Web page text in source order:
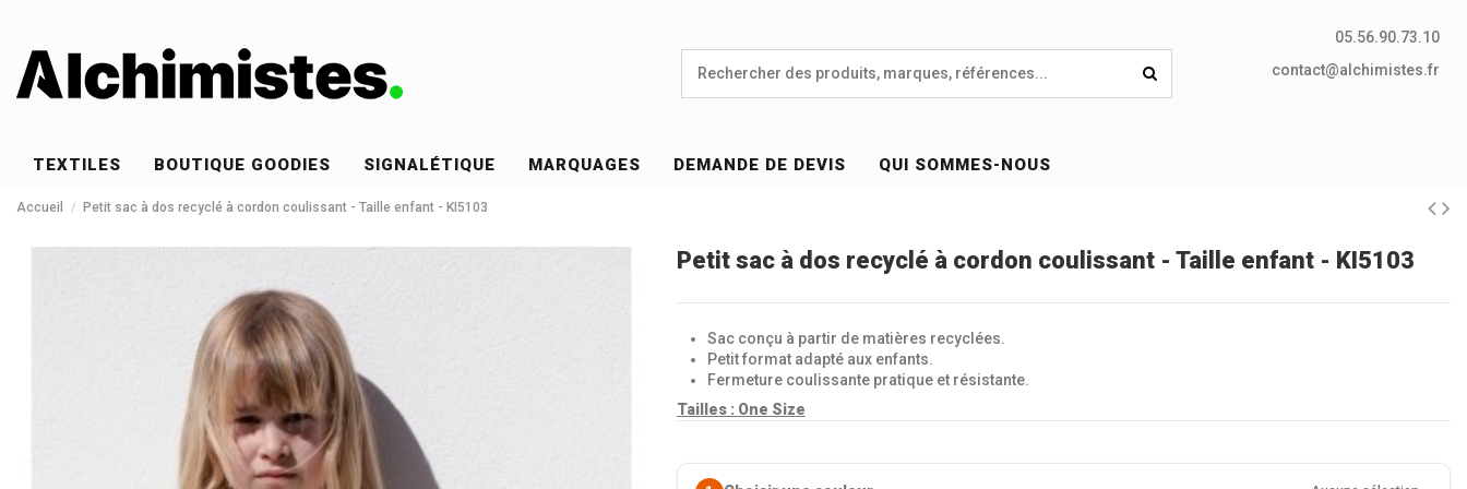
05.56.90.73.10
contact@alchimistes.fr
TEXTILES BOUTIQUE GOODIES SIGNALÉTIQUE MARQUAGES DEMANDE DE DEVIS QUI SOMMES-NOUS
Accueil Petit sac à dos recyclé à cordon coulissant - Taille enfant - KI5103
Petit sac à dos recyclé à cordon coulissant - Taille enfant - KI5103
Sac conçu à partir de matières recyclées.
Petit format adapté aux enfants.
Fermeture coulissante pratique et résistante.
Tailles : One Size